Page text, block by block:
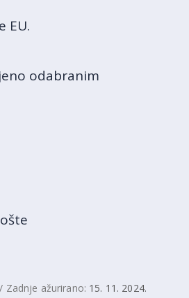
EU.
odabranim
/ Zadnje ažurirano: 15. 11. 2024.